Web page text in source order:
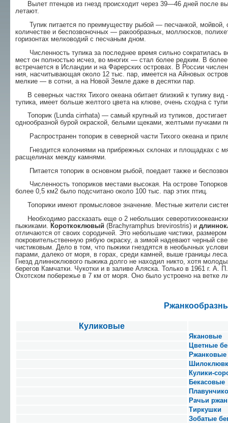
Вылет птенцов из гнезд происходит через 39—46 дней после
летают.
Тупик питается по преимуществу рыбой — песчанкой, мойвой,
количестве и беспозвоночных — ракообразных, моллюсков,
горизонтах мелководий с песчаным дном.
Численность тупика за последнее время сильно сократилась
мест он полностью исчез, во мно­гих — стал более редким. В
встречается в Ислан­дии и на Фарерских островах. В России
ния, насчитывающая около 12 тыс. пар, имеется на Айновых
мелкие — в сотни, а на Но­вой Земле даже в десятки пар.
В северных частях Тихого океана обитает близ­кий к тупику
тупика, имеет больше желтого цвета на клюве, очень сходна с
Топорик (Lunda cirrhata) — самый крупный из тупиков,
однообразной бурой окрас­кой, белыми щеками, желтыми пучками
Распространен топорик в северной части Ти­хого океана и
Гнездится колониями на прибрежных склонах и площадках с
расщелинах между камнями.
Питается топорик в основном рыбой, поедает также и
Численность топориков местами высокая. На острове
более 0,5 км2 было подсчитано около 100 тыс. пар этих птиц.
Топорики имеют промысловое значение. Мест­ные жители
Необходимо рассказать еще о 2 небольших
пыжиками. Короткоклювый (Brachyramphus brevirostris) и
отличаются от своих сородичей. Это небольшие чистики,
покровительственную рябую окраску, а зимой надевают черный
чистиковым. Дело в том, что пыжики гнездятся в необычных
парами, далеко от моря, в горах, среди камней, выше гра­ницы
Гнезд длинноклювого пыжика долго не находил никто, хотя
берегов Камчатки. Чу­котки и в заливе Аляска. Только в 1961 г. А.
Охотском побережье в 7 км от моря. Оно было устроено на ветке
Куликовые
Якановые
Цветные
Ржанковые
Кулики-
Бекасовые
Рачьи
Тиркушки
Зобатые